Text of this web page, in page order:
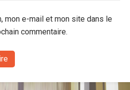
mon e-mail et mon site dans le
commentaire.